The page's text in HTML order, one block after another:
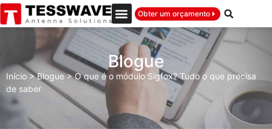
Obter um orçamento
Blogue
Início>Blogue>O que é o módulo Sigfox? Tudo o que precisa
de saber